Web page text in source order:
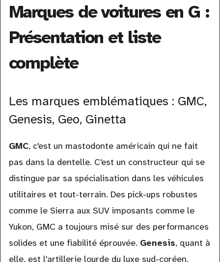
Marques de voitures en G :
Présentation et liste
complète
Les marques emblématiques : GMC,
Genesis, Geo, Ginetta
GMC, c'est un mastodonte américain qui ne fait
pas dans la dentelle. C'est un constructeur qui se
distingue par sa spécialisation dans les véhicules
utilitaires et tout-terrain. Des pick-ups robustes
comme le Sierra aux SUV imposants comme le
Yukon, GMC a toujours misé sur des performances
solides et une fiabilité éprouvée. Genesis, quant à
elle, est l'artillerie lourde du luxe sud-coréen.